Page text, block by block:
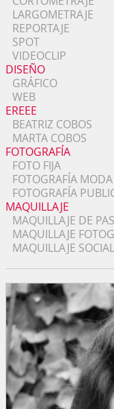
LARGOMETRAJE
REPORTAJE
SPOT
VIDEOCLIP
DISEÑO
GRÁFICO
WEB
EREEE
BEATRIZ COBOS
MARTA COBOS
FOTOGRAFÍA
FOTO FIJA
FOTOGRAFÍA MODA
FOTOGRAFÍA
MAQUILLAJE
MAQUILLAJE DE
MAQUILLAJE
MAQUILLAJE SOCIAL